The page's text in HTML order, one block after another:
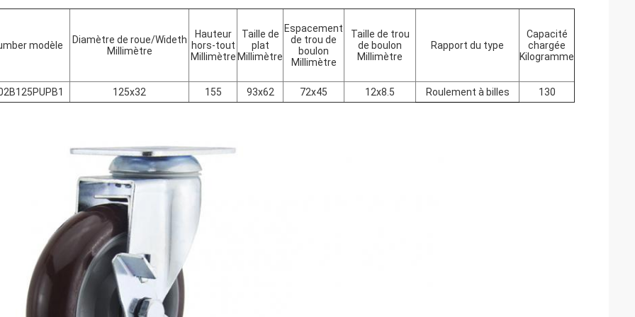
modèle
Diamètre de roue/Wideth
Millimètre
Hauteur
hors-tout
Millimètre
Taille de
plat
Millimètre
Espacement
de trou de
boulon
Millimètre
Taille de trou
de boulon
Millimètre
Rapport du type
Capacité
chargée
Kilogramme
125x32 155 93x62 72x45 12x8.5 Roulement à billes 130